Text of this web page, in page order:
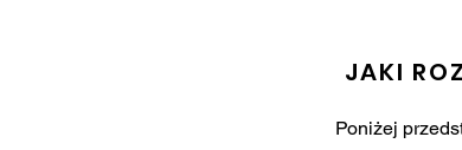
JAKI
Poniżej